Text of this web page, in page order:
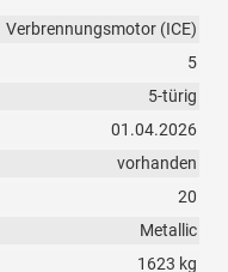
Verbrennungsmotor (ICE)
5
5-türig
01.04.2026
vorhanden
20
Metallic
1623 kg